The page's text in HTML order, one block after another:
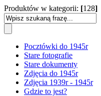
Produktów w kategorii: [128]
Pocztówki do 1945r
Stare fotografie
Stare dokumenty
Zdjęcia do 1945r
Zdjęcia 1939r - 1945r
Gdzie to jest?